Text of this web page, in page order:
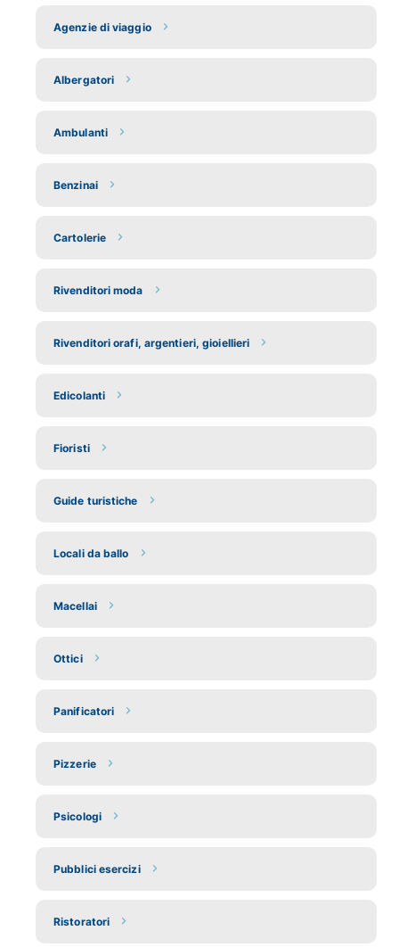
Agenzie di viaggio
Albergatori
Ambulanti
Benzinai
Cartolerie
Rivenditori moda
Rivenditori orafi, argentieri, gioiellieri
Edicolanti
Fioristi
Guide turistiche
Locali da ballo
Macellai
Ottici
Panificatori
Pizzerie
Psicologi
Pubblici esercizi
Ristoratori